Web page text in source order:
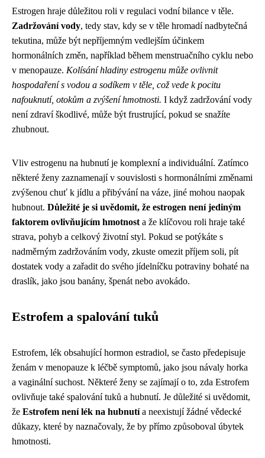
Estrogen hraje důležitou roli v regulaci vodní bilance v těle.
Zadržování vody, tedy stav, kdy se v těle hromadí nadbytečná
tekutina, může být nepříjemným vedlejším účinkem
hormonálních změn, například během menstruačního cyklu nebo
v menopauze. Kolísání hladiny estrogenu může ovlivnit
hospodaření s vodou a sodíkem v těle, což vede k pocitu
nafouknutí, otokům a zvýšení hmotnosti. I když zadržování vody
není zdraví škodlivé, může být frustrující, pokud se snažíte
zhubnout.
Vliv estrogenu na hubnutí je komplexní a individuální. Zatímco
některé ženy zaznamenají v souvislosti s hormonálními změnami
zvýšenou chuť k jídlu a přibývání na váze, jiné mohou naopak
hubnout. Důležité je si uvědomit, že estrogen není jediným
faktorem ovlivňujícím hmotnost a že klíčovou roli hraje také
strava, pohyb a celkový životní styl. Pokud se potýkáte s
nadměrným zadržováním vody, zkuste omezit příjem soli, pít
dostatek vody a zařadit do svého jídelníčku potraviny bohaté na
draslík, jako jsou banány, špenát nebo avokádo.
Estrofem a spalování tuků
Estrofem, lék obsahující hormon estradiol, se často předepisuje
ženám v menopauze k léčbě symptomů, jako jsou návaly horka
a vaginální suchost. Některé ženy se zajímají o to, zda Estrofem
ovlivňuje také spalování tuků a hubnutí. Je důležité si uvědomit,
že Estrofem není lék na hubnutía neexistují žádné vědecké
důkazy, které by naznačovaly, že by přímo způsoboval úbytek
hmotnosti.